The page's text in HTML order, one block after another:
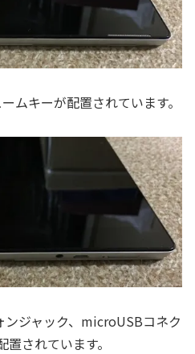
ムキーが配置されています。
ジャック、microUSBコネク
されています。